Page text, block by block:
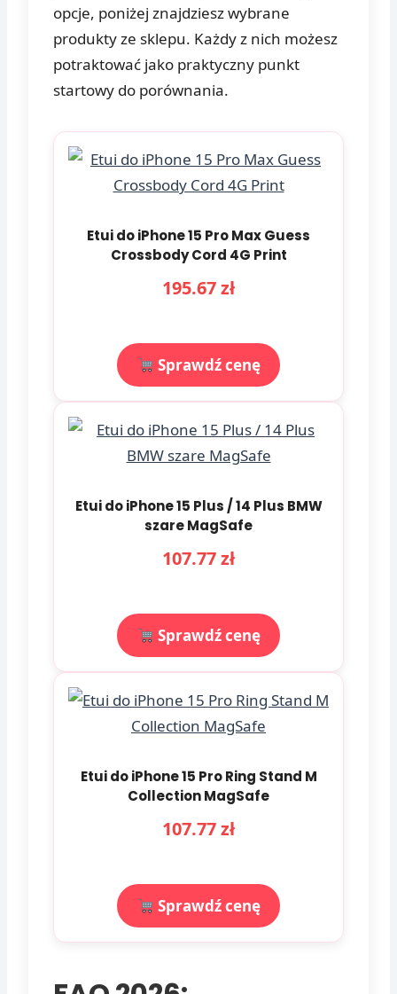
opcje, poniżej znajdziesz wybrane
produkty ze sklepu. Każdy z nich możesz
potraktować jako praktyczny punkt
startowy do porównania.
Etui do iPhone 15 Pro Max Guess
Crossbody Cord 4G Print
195.67 zł
Sprawdź cenę
Etui do iPhone 15 Plus / 14 Plus BMW
szare MagSafe
107.77 zł
Sprawdź cenę
Etui do iPhone 15 Pro Ring Stand M
Collection MagSafe
107.77 zł
Sprawdź cenę